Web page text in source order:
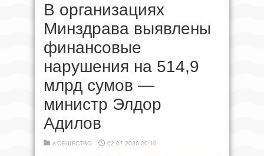
В организациях
Минздрава выявлены
финансовые
нарушения на 514,9
млрд сумов —
министр Элдор
Адилов
в ОБЩЕСТВО 02.07.2026 20:10